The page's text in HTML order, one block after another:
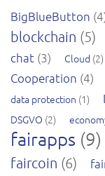
BigBlueButton
blockchain (5)
chat (3) Cloud (2)
Cooperation (4)
data protection (1)
DSGVO (2)
fairapps (9)
faircoin (6)